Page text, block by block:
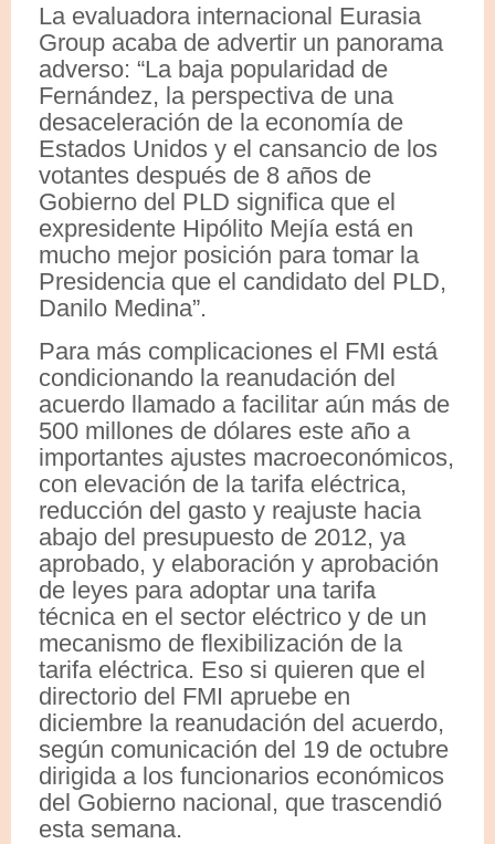
La evaluadora internacional Eurasia
Group acaba de advertir un panorama
adverso: “La baja popularidad de
Fernández, la perspectiva de una
desaceleración de la economía de
Estados Unidos y el cansancio de los
votantes después de 8 años de
Gobierno del PLD significa que el
expresidente Hipólito Mejía está en
mucho mejor posición para tomar la
Presidencia que el candidato del PLD,
Danilo Medina”.
Para más complicaciones el FMI está
condicionando la reanudación del
acuerdo llamado a facilitar aún más de
500 millones de dólares este año a
importantes ajustes macroeconómicos,
con elevación de la tarifa eléctrica,
reducción del gasto y reajuste hacia
abajo del presupuesto de 2012, ya
aprobado, y elaboración y aprobación
de leyes para adoptar una tarifa
técnica en el sector eléctrico y de un
mecanismo de flexibilización de la
tarifa eléctrica. Eso si quieren que el
directorio del FMI apruebe en
diciembre la reanudación del acuerdo,
según comunicación del 19 de octubre
dirigida a los funcionarios económicos
del Gobierno nacional, que trascendió
esta semana.